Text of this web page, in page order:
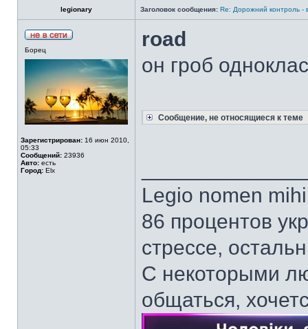
legionary Заголовок сообщения: Re: Дорожний контроль -
Борец
Зарегистрирован: 16 июн 2010,
05:33
Сообщений: 23936
Авто: есть
Город: Elx
road
он гроб
Сообщение, не относящиеся к теме
Legio nomen
86 процентов
стрессе,
С некоторыми
общаться,